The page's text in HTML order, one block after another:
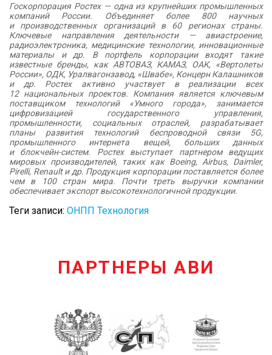
Госкорпорация Ростех — одна из крупнейших промышленных
компаний России. Объединяет более 800 научных
и производственных организаций в 60 регионах страны.
Ключевые направления деятельности — авиастроение,
радиоэлектроника, медицинские технологии, инновационные
материалы и др. В портфель корпорации входят такие
известные бренды, как АВТОВАЗ, КАМАЗ, ОАК, «Вертолеты
России», ОДК, Уралвагонзавод, «Швабе», Концерн Калашников
и др. Ростех активно участвует в реализации всех
12 национальных проектов. Компания является ключевым
поставщиком технологий «Умного города», занимается
цифровизацией государственного управления,
промышленности, социальных отраслей, разрабатывает
планы развития технологий беспроводной связи 5G,
промышленного интернета вещей, больших данных
и блокчейн-систем. Ростех выступает партнером ведущих
мировых производителей, таких как Boeing, Airbus, Daimler,
Pirelli, Renault и др. Продукция корпорации поставляется более
чем в 100 стран мира. Почти треть выручки компании
обеспечивает экспорт высокотехнологичной продукции.
Теги записи: ОНПП Технология
ПАРТНЕРЫ АВИ